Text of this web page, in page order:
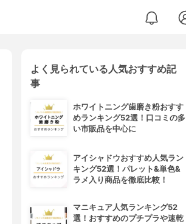
よく見られている人気おすすめ記
事
ホワイトニング歯磨き粉おすす
めランキング52選！口コミの多
い市販品を中心に
アイシャドウおすすめ人気ラン
キング52選！パレット&単色&
ラメ入り商品を徹底比較！
マニキュア人気ランキング52
選！おすすめのプチプラや速乾